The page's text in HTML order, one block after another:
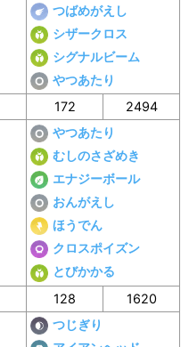
つばめがえし
シザークロス
シグナルビーム
やつあたり
172 2494
やつあたり
むしのさざめき
エナジーボール
おんがえし
ほうでん
クロスポイズン
とびかかる
128 1620
つじぎり